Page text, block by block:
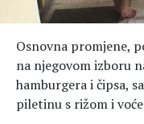
Osnovna promjene,
na njegovom izboru
hamburgera i čipsa,
piletinu s rižom i